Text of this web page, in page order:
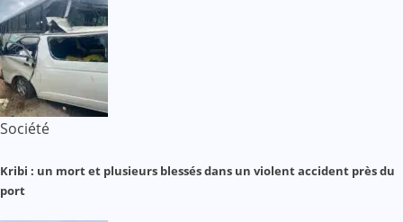
Société
Kribi : un mort et plusieurs blessés dans un violent accident près du
port